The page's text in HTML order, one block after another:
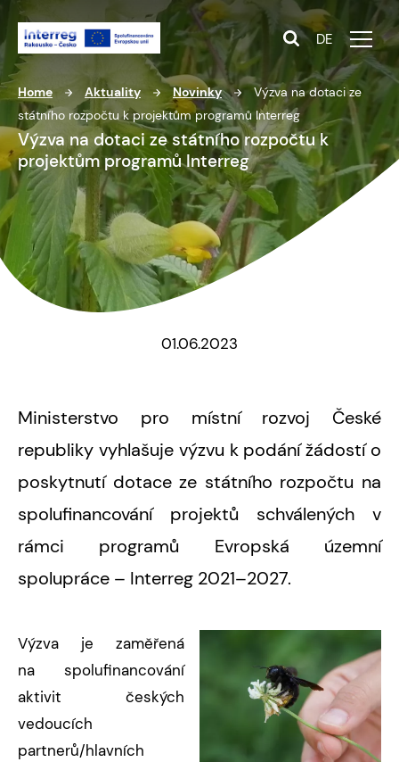
DE
Home Aktuality Novinky
Výzva na dotaci ze
státního rozpočtu k projektům programů Interreg
Výzva na dotaci ze státního rozpočtu k
projektům programů Interreg
01.06.2023
Ministerstvo pro místní rozvoj České
republiky vyhlašuje výzvu k podání žádostí o
poskytnutí dotace ze státního rozpočtu na
spolufinancování projektů schválených v
rámci programů Evropská územní
spolupráce – Interreg 2021–2027.
Výzva je zaměřená
na spolufinancování
aktivit českých
vedoucích
partnerů/hlavních